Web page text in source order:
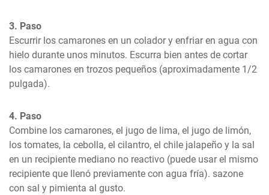
3. Paso
Escurrir los camarones en un colador y enfriar en agua con
hielo durante unos minutos. Escurra bien antes de cortar
los camarones en trozos pequeños (aproximadamente 1/2
pulgada).
4. Paso
Combine los camarones, el jugo de lima, el jugo de limón,
los tomates, la cebolla, el cilantro, el chile jalapeño y la sal
en un recipiente mediano no reactivo (puede usar el mismo
recipiente que llenó previamente con agua fría). sazone
con sal y pimienta al gusto.